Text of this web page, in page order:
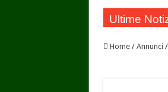
Ultime
Home / Annunci /